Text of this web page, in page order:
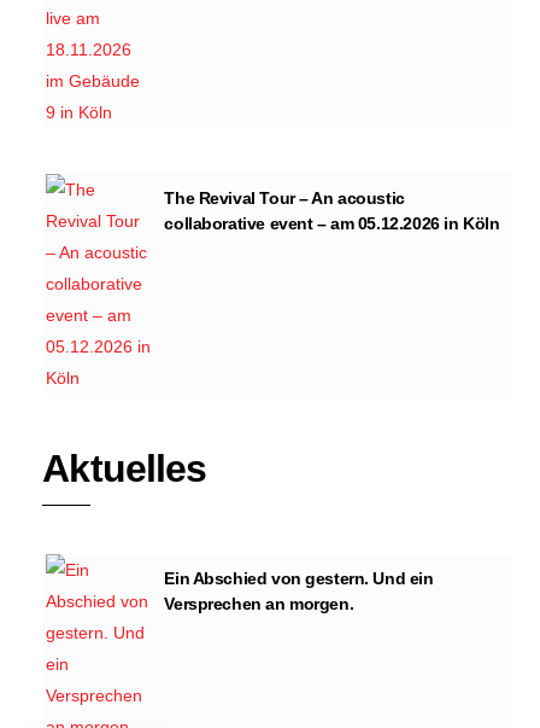
The Revival Tour – An acoustic
collaborative event – am 05.12.2026 in Köln
Aktuelles
Ein Abschied von gestern. Und ein
Versprechen an morgen.